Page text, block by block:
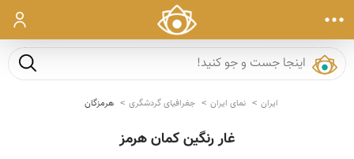
ورود
جست و
ایران نمای ایران جغرافیای گردشگری هرمزگان
غار رنگین کمان هرمز